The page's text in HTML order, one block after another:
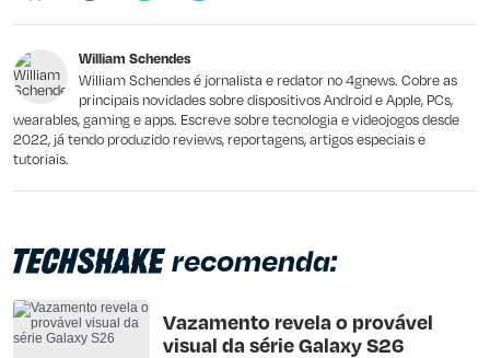
William Schendes
William Schendes é jornalista e redator no 4gnews. Cobre as
principais novidades sobre dispositivos Android e Apple, PCs,
wearables, gaming e apps. Escreve sobre tecnologia e videojogos desde
2022, já tendo produzido reviews, reportagens, artigos especiais e
tutoriais.
recomenda:
Vazamento revela o provável
visual da série Galaxy S26